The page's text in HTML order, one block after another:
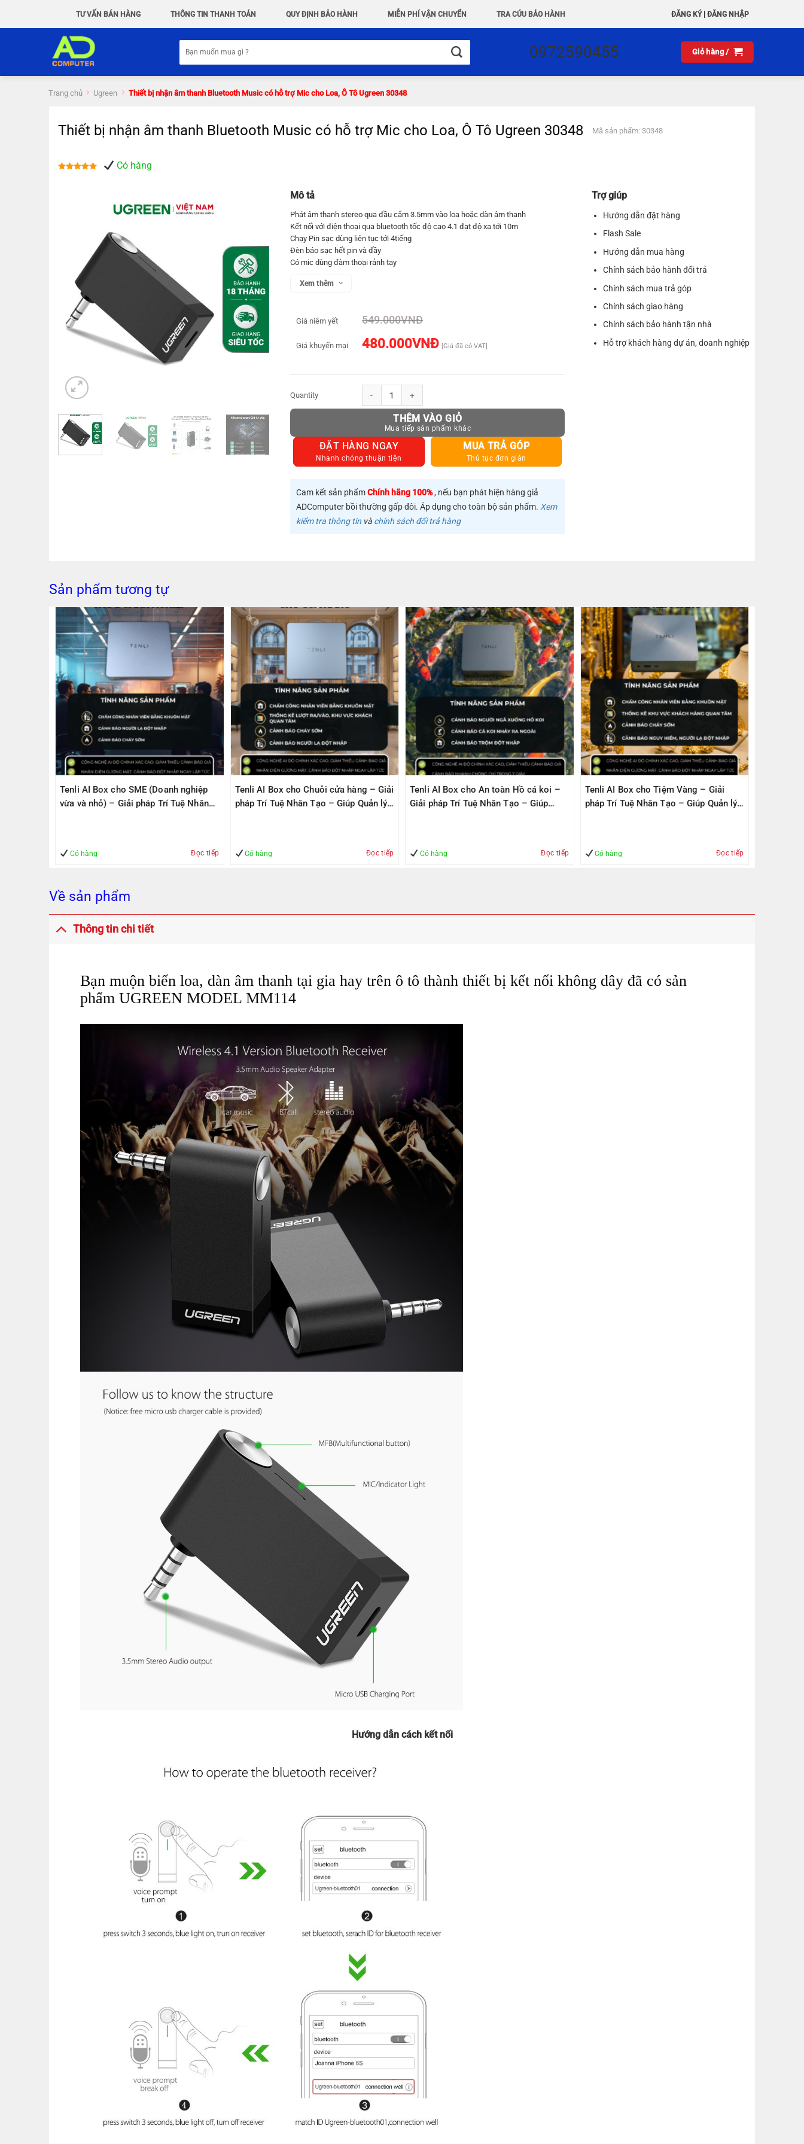
TƯ VẤN BÁN HÀNG THÔNG TIN THANH TOÁN QUY ĐỊNH BẢO HÀNH MIỄN PHÍ VẬN CHUYỂN TRA CỨU BẢO HÀNH ĐĂNG KÝ| ĐĂNG NHẬP
kiếm:
0972590455 Giỏ hàng /
Trang chủ Ugreen Thiết bị nhận âm thanh Bluetooth Music có hỗ trợ Mic cho Loa, Ô Tô Ugreen 30348
Thiết bị nhận âm thanh Bluetooth Music có hỗ trợ Mic cho Loa, Ô Tô Ugreen 30348 Mã sản phẩm: 30348
Có hàng
Mô tả
Phát âm thanh stereo qua đầu cắm 3.5mm vào loa hoặc dàn âm thanh
Kết nối với điện thoại qua bluetooth tốc độ cao 4.1 đạt độ xa tới 10m
Chạy Pin sạc dùng liên tục tới 4tiếng
Đèn báo sạc hết pin và đầy
Có mic dùng đàm thoại rảnh tay
Xem thêm
Giá niêm yết 549.000VNĐ
Giá khuyến mại 480.000VNĐ [Giá đã có VAT]
Thiết bị nhận âm thanh Bluetooth Music có hỗ trợ Mic cho Loa, Ô Tô Ugreen 30348 số lượng
THÊM VÀO GIỎ
ĐẶT HÀNG NGAY
Nhanh chóng thuận tiện
MUA TRẢ GÓP
Thủ tục đơn giản
Cam kết sản phẩmChính hãng 100%, nếu bạn phát hiện hàng giả
ADComputer bồi thường gấp đôi. Áp dụng cho toàn bộ sản phẩm. Xem
kiểm tra thông tin và chính sách đổi trả hàng
Trợ giúp
Hướng dẫn đặt hàng
Flash Sale
Hướng dẫn mua hàng
Chính sách bảo hành đổi trả
Chính sách mua trả góp
Chính sách giao hàng
Chính sách bảo hành tận nhà
Hỗ trợ khách hàng dự án, doanh nghiệp
Sản phẩm tương tự
Tenli AI Box cho SME (Doanh nghiệp
vừa và nhỏ) – Giải pháp Trí Tuệ Nhân
Có hàng Đọc tiếp
Tenli AI Box cho Chuỗi cửa hàng – Giải
pháp Trí Tuệ Nhân Tạo – Giúp Quản lý
Có hàng Đọc tiếp
Tenli AI Box cho An toàn Hồ cá koi –
Giải pháp Trí Tuệ Nhân Tạo – Giúp
Có hàng Đọc tiếp
Tenli AI Box cho Tiệm Vàng – Giải
pháp Trí Tuệ Nhân Tạo – Giúp Quản lý
Có hàng Đọc tiếp
Về sản phẩm
Thông tin chi tiết
Bạn muộn biến loa, dàn âm thanh tại gia hay trên ô tô thành thiết bị kết nối không dây đã có sản
phẩm UGREEN MODEL MM114
Hướng dẫn cách kết nối